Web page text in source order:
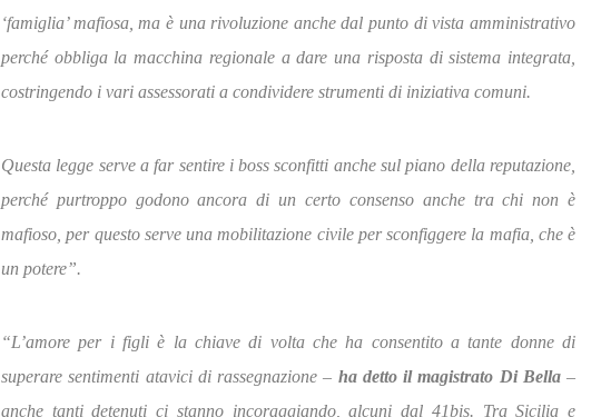
‘famiglia’ mafiosa, ma è una rivoluzione anche dal punto di vista amministrativo
perché obbliga la macchina regionale a dare una risposta di sistema integrata,
costringendo i vari assessorati a condividere strumenti di iniziativa comuni.
Questa legge serve a far sentire i boss sconfitti anche sul piano della reputazione,
perché purtroppo godono ancora di un certo consenso anche tra chi non è
mafioso, per questo serve una mobilitazione civile per sconfiggere la mafia, che è
un potere”.
“L’amore per i figli è la chiave di volta che ha consentito a tante donne di
superare sentimenti atavici di rassegnazione – ha detto il magistrato Di Bella–
anche tanti detenuti ci stanno incoraggiando, alcuni dal 41bis. Tra Sicilia e